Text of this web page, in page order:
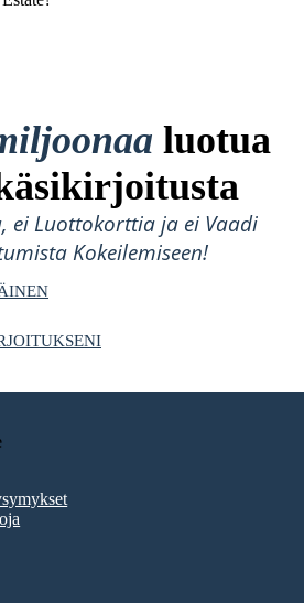
luotua
ei Luottokorttia ja ei Vaadi
Kokeilemiseen!